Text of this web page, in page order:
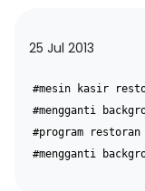
25 Jul 2013
#mesin kasir
#mengganti
#program restoran
#mengganti